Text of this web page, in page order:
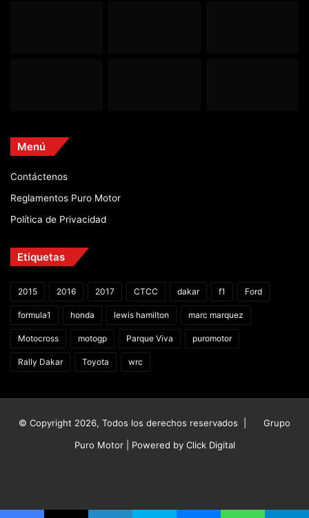
Menú
Contáctenos
Reglamentos Puro Motor
Política de Privacidad
Etiquetas
2015 2016 2017 CTCC dakar f1 Ford
formula1 honda lewis hamilton marc marquez
Motocross motogp Parque Viva puromotor
Rally Dakar Toyota wrc
© Copyright 2026, Todos los derechos reservados |
Grupo
Puro Motor | Powered by Click Digital